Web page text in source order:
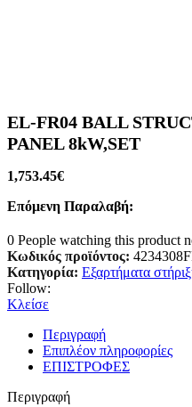
EL-FR04 BALL
PANEL 8kW,SET
1,753.45€
Επόμενη Παραλαβή:
0 People watching this product
Κωδικός προϊόντος:
Κατηγορία: Εξαρτήματα
Follow:
Κλείσε
Περιγραφή
Επιπλέον πληροφορίες
ΕΠΙΣΤΡΟΦΕΣ
Περιγραφή